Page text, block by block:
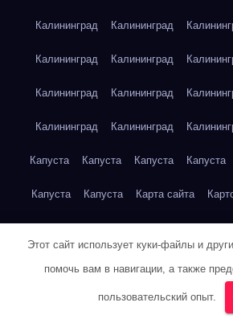
Калининград Калининград
Калининград Калининград
Калининград Калининград
Калининград Калининград
Капуста Капуста Капуста Капуста
Капуста Капуста Карта сайта
Кейптаун Кейптаун
Этот сайт использует куки-файлы и
помочь вам в навигации, а также
пользовательский опыт.